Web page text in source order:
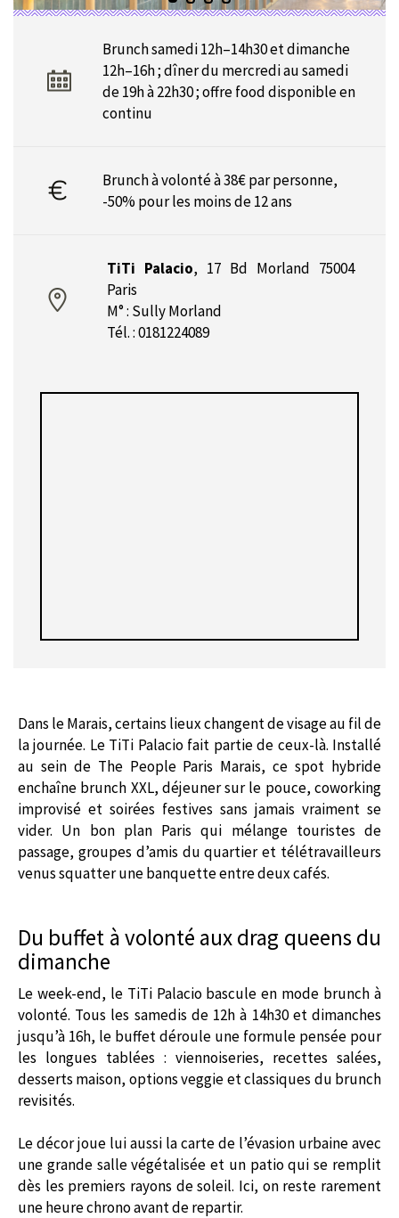
Brunch samedi 12h–14h30 et dimanche
12h–16h ; dîner du mercredi au samedi
de 19h à 22h30 ; offre food disponible en
continu
Brunch à volonté à 38€ par personne,
-50% pour les moins de 12 ans
TiTi Palacio, 17 Bd Morland 75004
Paris
M° : Sully Morland
Tél. : 0181224089
Dans le Marais, certains lieux changent de visage au fil de
la journée. Le TiTi Palacio fait partie de ceux-là. Installé
au sein de The People Paris Marais, ce spot hybride
enchaîne brunch XXL, déjeuner sur le pouce, coworking
improvisé et soirées festives sans jamais vraiment se
vider. Un bon plan Paris qui mélange touristes de
passage, groupes d’amis du quartier et télétravailleurs
venus squatter une banquette entre deux cafés.
Du buffet à volonté aux drag queens du
dimanche
Le week-end, le TiTi Palacio bascule en mode brunch à
volonté. Tous les samedis de 12h à 14h30 et dimanches
jusqu’à 16h, le buffet déroule une formule pensée pour
les longues tablées : viennoiseries, recettes salées,
desserts maison, options veggie et classiques du brunch
revisités.
Le décor joue lui aussi la carte de l’évasion urbaine avec
une grande salle végétalisée et un patio qui se remplit
dès les premiers rayons de soleil. Ici, on reste rarement
une heure chrono avant de repartir.